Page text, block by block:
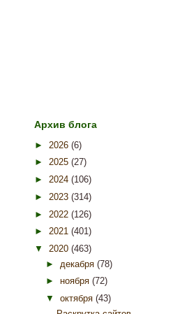
Архив блога
► 2026 (6)
► 2025 (27)
► 2024 (106)
► 2023 (314)
► 2022 (126)
► 2021 (401)
▼ 2020 (463)
► декабря (78)
► ноября (72)
▼ октября (43)